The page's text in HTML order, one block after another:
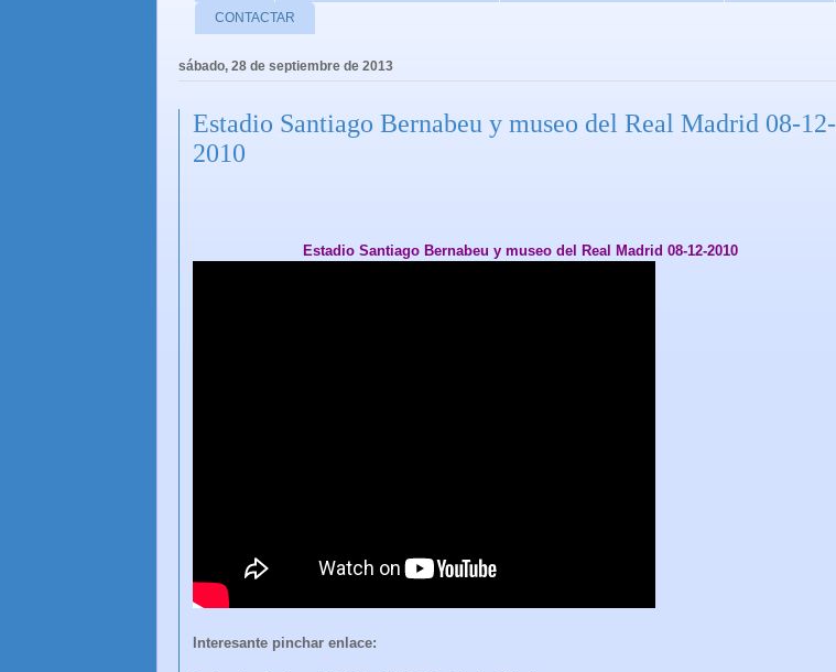
CONTACTAR
sábado, 28 de septiembre de 2013
Estadio Santiago Bernabeu y museo del Real Madrid 08-12-
2010
Estadio Santiago Bernabeu y museo del Real Madrid 08-12-2010
Interesante pinchar enlace: